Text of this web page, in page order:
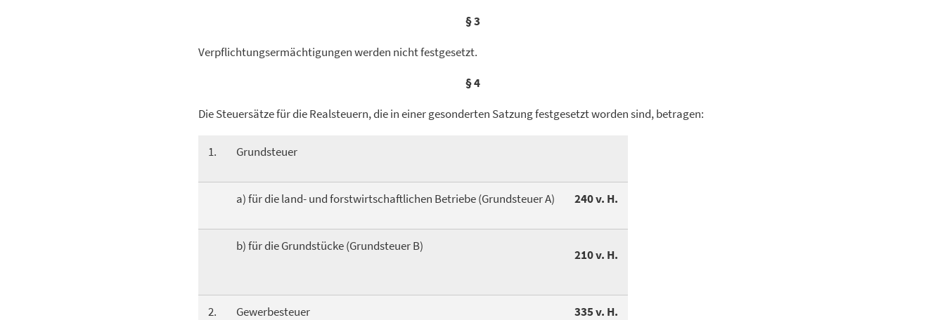
§ 3
Verpflichtungsermächtigungen werden nicht festgesetzt.
§ 4
Die Steuersätze für die Realsteuern, die in einer gesonderten Satzung festgesetzt worden sind, betragen:
1. Grundsteuer
a) für die land- und forstwirtschaftlichen Betriebe (Grundsteuer A) 240 v. H.
b) für die Grundstücke (Grundsteuer B)
210 v. H.
2. Gewerbesteuer 335 v. H.